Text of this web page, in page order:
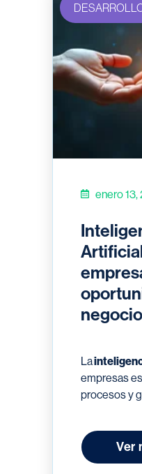
enero
negocio
La
empresas
procesos y
Ver